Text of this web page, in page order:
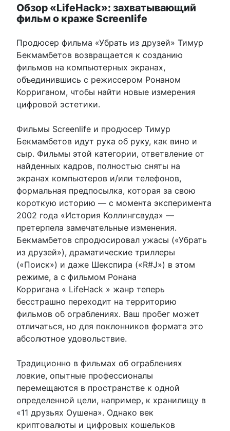
Обзор «LifeHack»: захватывающий
фильм о краже Screenlife
Продюсер фильма «Убрать из друзей» Тимур
Бекмамбетов возвращается к созданию
фильмов на компьютерных экранах,
объединившись с режиссером Ронаном
Корриганом, чтобы найти новые измерения
цифровой эстетики.
Фильмы Screenlife и продюсер Тимур
Бекмамбетов идут рука об руку, как вино и
сыр. Фильмы этой категории, ответвление от
найденных кадров, полностью сняты на
экранах компьютеров и/или телефонов,
формальная предпосылка, которая за свою
короткую историю — с момента эксперимента
2002 года «История Коллингсвуда» —
претерпела замечательные изменения.
Бекмамбетов спродюсировал ужасы («Убрать
из друзей»), драматические триллеры
(«Поиск») и даже Шекспира («R#J») в этом
режиме, а с фильмом Ронана
Корригана « LifeHack » жанр теперь
бесстрашно переходит на территорию
фильмов об ограблениях. Ваш пробег может
отличаться, но для поклонников формата это
абсолютное удовольствие.
Традиционно в фильмах об ограблениях
ловкие, опытные профессионалы
перемещаются в пространстве к одной
определенной цели, например, к хранилищу в
«11 друзьях Оушена». Однако век
криптовалюты и цифровых кошельков